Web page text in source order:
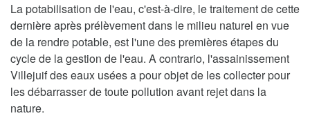
La potabilisation de l'eau, c'est-à-dire, le traitement de cette
dernière après prélèvement dans le milieu naturel en vue
de la rendre potable, est l'une des premières étapes du
cycle de la gestion de l'eau. A contrario, l'assainissement
Villejuif des eaux usées a pour objet de les collecter pour
les débarrasser de toute pollution avant rejet dans la
nature.